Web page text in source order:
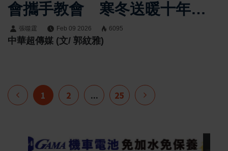
會攜手教會 寒冬送暖十年不
間斷關懷臺南弱勢家庭兒童
張噬霆 Feb 09 2026 6095
中華超傳媒 (文/ 郭紋雅)
1 2 ... 25